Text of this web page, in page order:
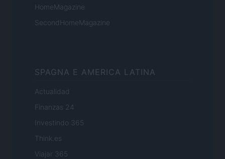
HomeMagazine
SecondHomeMagazine
SPAGNA E AMERICA LATINA
Actualidad
Finanzas 24
Investindo 365
Think.es
Viajar 365